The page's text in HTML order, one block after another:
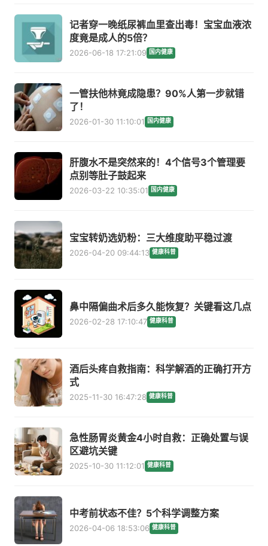
记者穿一晚纸尿裤血里查出毒！宝宝血液浓
度竟是成人的5倍？
2026-06-18 17:21:09 国内健康
一管扶他林竟成隐患？90%人第一步就错
了！
2026-01-30 11:10:01 国内健康
肝腹水不是突然来的！4个信号3个管理要
点别等肚子鼓起来
2026-03-22 10:35:01 国内健康
宝宝转奶选奶粉：三大维度助平稳过渡
2026-04-20 09:44:13 健康科普
鼻中隔偏曲术后多久能恢复？关键看这几点
2026-02-28 17:10:47 健康科普
酒后头疼自救指南：科学解酒的正确打开方
式
2025-11-30 16:47:28 健康科普
急性肠胃炎黄金4小时自救：正确处置与误
区避坑关键
2025-10-30 11:12:01 健康科普
中考前状态不佳？5个科学调整方案
2026-04-06 18:53:06 健康科普